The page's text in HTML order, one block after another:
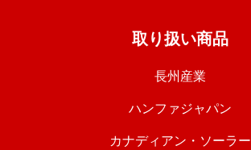
取り扱い商品
長州産業
ハンファジャパン
カナディアン・ソーラー